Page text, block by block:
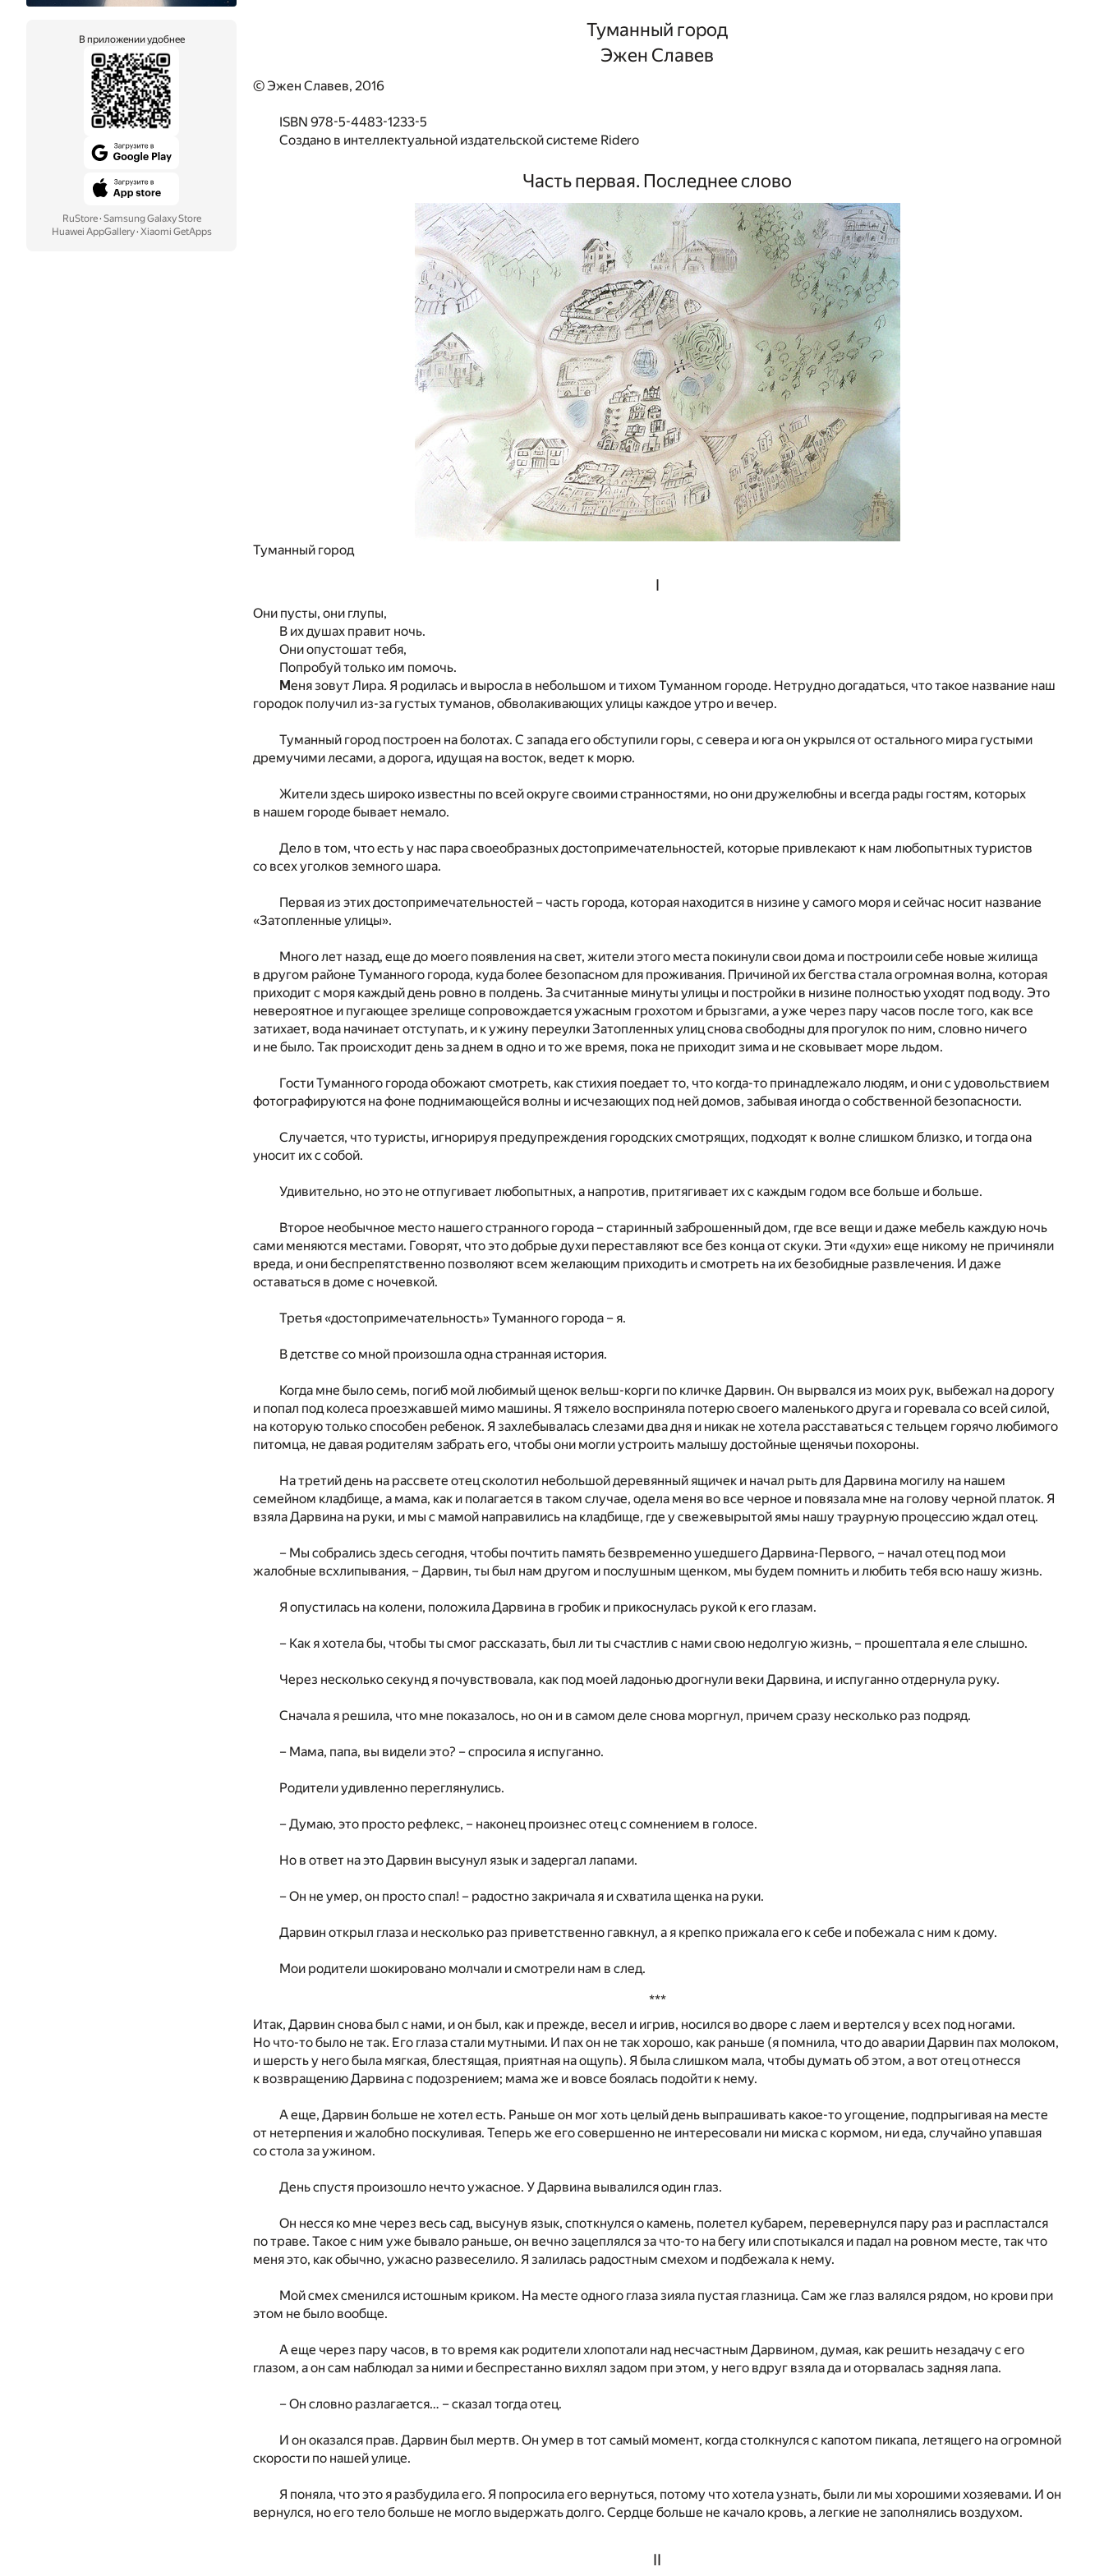
В приложении удобнее
RuStore· Samsung Galaxy Store
Huawei AppGallery· Xiaomi GetApps
Туманный город
Эжен Славев
© Эжен Славев, 2016
ISBN 978-5-4483-1233-5
Создано в интеллектуальной издательской системе Ridero
Часть первая. Последнее слово
Туманный город
I
Они пусты, они глупы,
В их душах правит ночь.
Они опустошат тебя,
Попробуй только им помочь.
Меня зовут Лира. Я родилась и выросла в небольшом и тихом Туманном городе. Нетрудно догадаться, что такое название наш
городок получил из-за густых туманов, обволакивающих улицы каждое утро и вечер.
Туманный город построен на болотах. С запада его обступили горы, с севера и юга он укрылся от остального мира густыми
дремучими лесами, а дорога, идущая на восток, ведет к морю.
Жители здесь широко известны по всей округе своими странностями, но они дружелюбны и всегда рады гостям, которых
в нашем городе бывает немало.
Дело в том, что есть у нас пара своеобразных достопримечательностей, которые привлекают к нам любопытных туристов
со всех уголков земного шара.
Первая из этих достопримечательностей – часть города, которая находится в низине у самого моря и сейчас носит название
«Затопленные улицы».
Много лет назад, еще до моего появления на свет, жители этого места покинули свои дома и построили себе новые жилища
в другом районе Туманного города, куда более безопасном для проживания. Причиной их бегства стала огромная волна, которая
приходит с моря каждый день ровно в полдень. За считанные минуты улицы и постройки в низине полностью уходят под воду. Это
невероятное и пугающее зрелище сопровождается ужасным грохотом и брызгами, а уже через пару часов после того, как все
затихает, вода начинает отступать, и к ужину переулки Затопленных улиц снова свободны для прогулок по ним, словно ничего
и не было. Так происходит день за днем в одно и то же время, пока не приходит зима и не сковывает море льдом.
Гости Туманного города обожают смотреть, как стихия поедает то, что когда-то принадлежало людям, и они с удовольствием
фотографируются на фоне поднимающейся волны и исчезающих под ней домов, забывая иногда о собственной безопасности.
Случается, что туристы, игнорируя предупреждения городских смотрящих, подходят к волне слишком близко, и тогда она
уносит их с собой.
Удивительно, но это не отпугивает любопытных, а напротив, притягивает их с каждым годом все больше и больше.
Второе необычное место нашего странного города – старинный заброшенный дом, где все вещи и даже мебель каждую ночь
сами меняются местами. Говорят, что это добрые духи переставляют все без конца от скуки. Эти «духи» еще никому не причиняли
вреда, и они беспрепятственно позволяют всем желающим приходить и смотреть на их безобидные развлечения. И даже
оставаться в доме с ночевкой.
Третья «достопримечательность» Туманного города – я.
В детстве со мной произошла одна странная история.
Когда мне было семь, погиб мой любимый щенок вельш-корги по кличке Дарвин. Он вырвался из моих рук, выбежал на дорогу
и попал под колеса проезжавшей мимо машины. Я тяжело восприняла потерю своего маленького друга и горевала со всей силой,
на которую только способен ребенок. Я захлебывалась слезами два дня и никак не хотела расставаться с тельцем горячо любимого
питомца, не давая родителям забрать его, чтобы они могли устроить малышу достойные щенячьи похороны.
На третий день на рассвете отец сколотил небольшой деревянный ящичек и начал рыть для Дарвина могилу на нашем
семейном кладбище, а мама, как и полагается в таком случае, одела меня во все черное и повязала мне на голову черной платок. Я
взяла Дарвина на руки, и мы с мамой направились на кладбище, где у свежевырытой ямы нашу траурную процессию ждал отец.
– Мы собрались здесь сегодня, чтобы почтить память безвременно ушедшего Дарвина-Первого, – начал отец под мои
жалобные всхлипывания, – Дарвин, ты был нам другом и послушным щенком, мы будем помнить и любить тебя всю нашу жизнь.
Я опустилась на колени, положила Дарвина в гробик и прикоснулась рукой к его глазам.
– Как я хотела бы, чтобы ты смог рассказать, был ли ты счастлив с нами свою недолгую жизнь, – прошептала я еле слышно.
Через несколько секунд я почувствовала, как под моей ладонью дрогнули веки Дарвина, и испуганно отдернула руку.
Сначала я решила, что мне показалось, но он и в самом деле снова моргнул, причем сразу несколько раз подряд.
– Мама, папа, вы видели это? – спросила я испуганно.
Родители удивленно переглянулись.
– Думаю, это просто рефлекс, – наконец произнес отец с сомнением в голосе.
Но в ответ на это Дарвин высунул язык и задергал лапами.
– Он не умер, он просто спал! – радостно закричала я и схватила щенка на руки.
Дарвин открыл глаза и несколько раз приветственно гавкнул, а я крепко прижала его к себе и побежала с ним к дому.
Мои родители шокировано молчали и смотрели нам в след.
***
Итак, Дарвин снова был с нами, и он был, как и прежде, весел и игрив, носился во дворе с лаем и вертелся у всех под ногами.
Но что-то было не так. Его глаза стали мутными. И пах он не так хорошо, как раньше (я помнила, что до аварии Дарвин пах молоком,
и шерсть у него была мягкая, блестящая, приятная на ощупь). Я была слишком мала, чтобы думать об этом, а вот отец отнесся
к возвращению Дарвина с подозрением; мама же и вовсе боялась подойти к нему.
А еще, Дарвин больше не хотел есть. Раньше он мог хоть целый день выпрашивать какое-то угощение, подпрыгивая на месте
от нетерпения и жалобно поскуливая. Теперь же его совершенно не интересовали ни миска с кормом, ни еда, случайно упавшая
со стола за ужином.
День спустя произошло нечто ужасное. У Дарвина вывалился один глаз.
Он несся ко мне через весь сад, высунув язык, споткнулся о камень, полетел кубарем, перевернулся пару раз и распластался
по траве. Такое с ним уже бывало раньше, он вечно зацеплялся за что-то на бегу или спотыкался и падал на ровном месте, так что
меня это, как обычно, ужасно развеселило. Я залилась радостным смехом и подбежала к нему.
Мой смех сменился истошным криком. На месте одного глаза зияла пустая глазница. Сам же глаз валялся рядом, но крови при
этом не было вообще.
А еще через пару часов, в то время как родители хлопотали над несчастным Дарвином, думая, как решить незадачу с его
глазом, а он сам наблюдал за ними и беспрестанно вихлял задом при этом, у него вдруг взяла да и оторвалась задняя лапа.
– Он словно разлагается… – сказал тогда отец.
И он оказался прав. Дарвин был мертв. Он умер в тот самый момент, когда столкнулся с капотом пикапа, летящего на огромной
скорости по нашей улице.
Я поняла, что это я разбудила его. Я попросила его вернуться, потому что хотела узнать, были ли мы хорошими хозяевами. И он
вернулся, но его тело больше не могло выдержать долго. Сердце больше не качало кровь, а легкие не заполнялись воздухом.
II